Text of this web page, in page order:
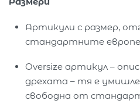
Артикули с размер,
стандартните
Oversize артикул –
дрехата – тя е
свободна от